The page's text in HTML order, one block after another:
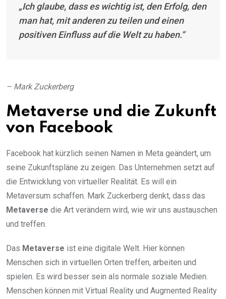
„Ich glaube, dass es wichtig ist, den Erfolg, den
man hat, mit anderen zu teilen und einen
positiven Einfluss auf die Welt zu haben.“
– Mark Zuckerberg
Metaverse und die Zukunft
von Facebook
Facebook hat kürzlich seinen Namen in Meta geändert, um
seine Zukunftspläne zu zeigen. Das Unternehmen setzt auf
die Entwicklung von virtueller Realität. Es will ein
Metaversum schaffen. Mark Zuckerberg denkt, dass das
Metaverse die Art verändern wird, wie wir uns austauschen
und treffen.
Das Metaverse ist eine digitale Welt. Hier können
Menschen sich in virtuellen Orten treffen, arbeiten und
spielen. Es wird besser sein als normale soziale Medien.
Menschen können mit Virtual Reality und Augmented Reality